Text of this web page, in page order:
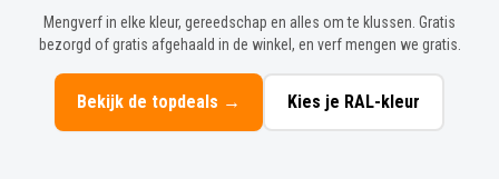
Mengverf in elke kleur, gereedschap en alles om te klussen. Gratis
bezorgd of gratis afgehaald in de winkel, en verf mengen we gratis.
Bekijk de topdeals → Kies je RAL-kleur